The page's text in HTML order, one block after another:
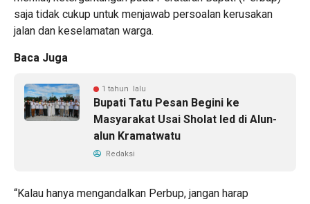
saja tidak cukup untuk menjawab persoalan kerusakan
jalan dan keselamatan warga.
Baca Juga
1 tahun lalu
Bupati Tatu Pesan Begini ke
Masyarakat Usai Sholat Ied di Alun-
alun Kramatwatu
Redaksi
“Kalau hanya mengandalkan Perbup, jangan harap